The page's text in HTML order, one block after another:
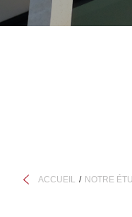
ACCUEIL NOTRE